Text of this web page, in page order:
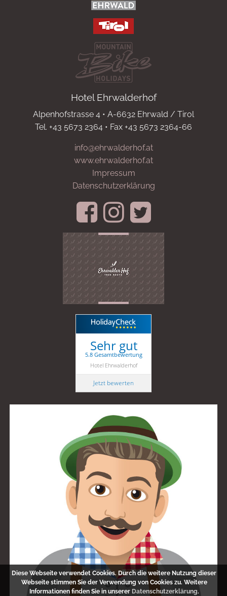
Diese Webseite verwendet Cookies. Durch die weitere Nutzung dieser
Webseite stimmen Sie der Verwendung von Cookies zu. Weitere
Informationen finden Sie in unserer Datenschutzerklärung.
Hotel Ehrwalderhof
Alpenhofstrasse 4 • A-6632 Ehrwald / Tirol
Tel. +43 5673 2364 • Fax +43 5673 2364-66
info@ehrwalderhof.at
www.ehrwalderhof.at
Impressum
Datenschutzerklärung
Sehr gut
5.8 Gesamtbewertung
Hotel Ehrwalderhof
Jetzt bewerten